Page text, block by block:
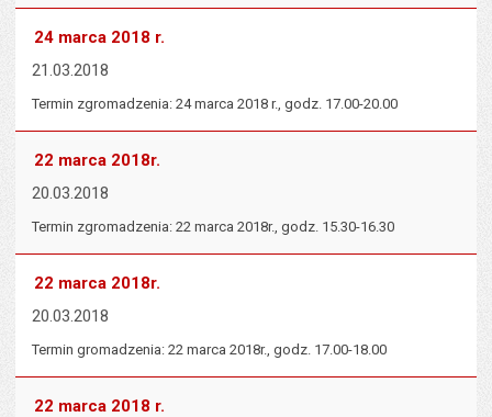
24 marca 2018 r.
21.03.2018
Termin zgromadzenia: 24 marca 2018 r., godz. 17.00-20.00
22 marca 2018r.
20.03.2018
Termin zgromadzenia: 22 marca 2018r., godz. 15.30-16.30
22 marca 2018r.
20.03.2018
Termin gromadzenia: 22 marca 2018r., godz. 17.00-18.00
22 marca 2018 r.